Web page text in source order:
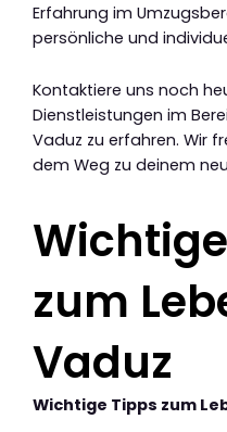
Erfahrung im
persönliche und
Kontaktiere uns noch
Dienstleistungen im
Vaduz zu erfahren. Wir
dem Weg zu deinem
zum
Vaduz
Wichtige Tipps zum